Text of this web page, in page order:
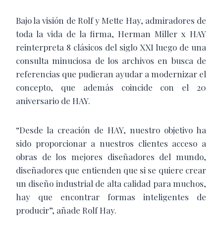
Bajo la visión de Rolf y Mette Hay, admiradores de
toda la vida de la firma, Herman Miller x HAY
reinterpreta 8 clásicos del siglo XXI luego de una
consulta minuciosa de los archivos en busca de
referencias que pudieran ayudar a modernizar el
concepto, que además coincide con el 20
aniversario de HAY.
“Desde la creación de HAY, nuestro objetivo ha
sido proporcionar a nuestros clientes acceso a
obras de los mejores diseñadores del mundo,
diseñadores que entienden que si se quiere crear
un diseño industrial de alta calidad para muchos,
hay que encontrar formas inteligentes de
producir”, añade Rolf Hay.